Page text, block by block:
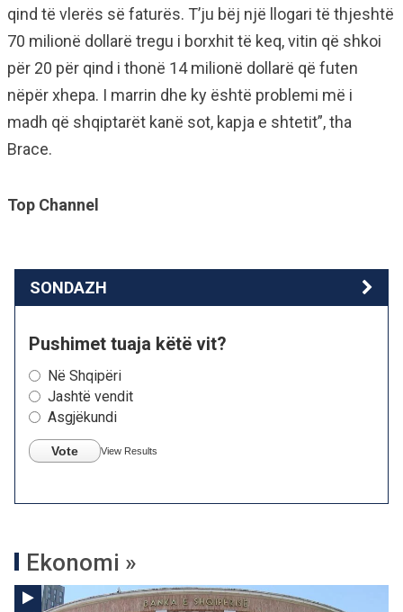
qind të vlerës së faturës. T’ju bëj një llogari të thjeshtë
70 milionë dollarë tregu i borxhit të keq, vitin që shkoi
për 20 për qind i thonë 14 milionë dollarë që futen
nëpër xhepa. I marrin dhe ky është problemi më i
madh që shqiptarët kanë sot, kapja e shtetit”, tha
Brace.
Top Channel
SONDAZH
Pushimet tuaja këtë vit?
Në Shqipëri
Jashtë vendit
Asgjëkundi
Vote View Results
Ekonomi »